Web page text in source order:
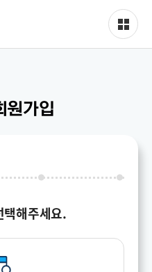
원가입
택해주세요.